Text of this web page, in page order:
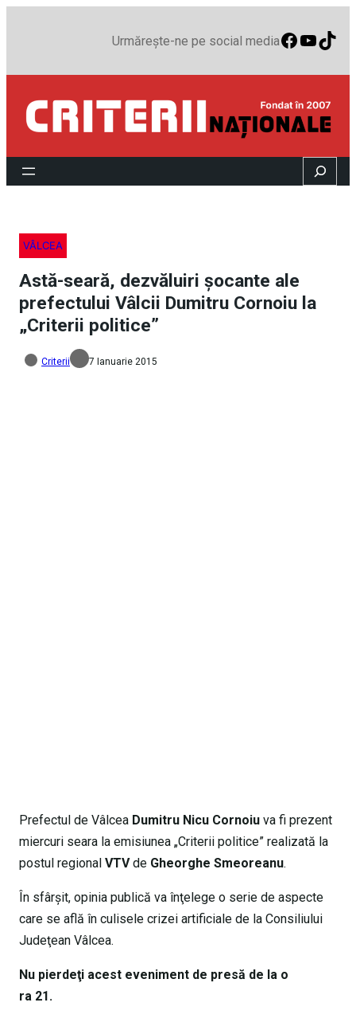
Urmărește-ne pe social media
Search
VÂLCEA
Astă-seară, dezvăluiri şocante ale
prefectului Vâlcii Dumitru Cornoiu la
„Criterii politice”
Criterii 7 Ianuarie 2015
Prefectul de Vâlcea Dumitru Nicu Cornoiu va fi prezent
miercuri seara la emisiunea „Criterii politice” realizată la
postul regional VTVde Gheorghe Smeoreanu.
În sfârşit, opinia publică va înţelege o serie de aspecte
care se află în culisele crizei artificiale de la Consiliului
Judeţean Vâlcea.
Nu pierdeţi acest eveniment de presă de la o
ra 21.